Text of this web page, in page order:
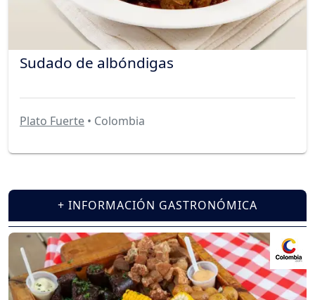
Sudado de albóndigas
Plato Fuerte • Colombia
+ INFORMACIÓN GASTRONÓMICA